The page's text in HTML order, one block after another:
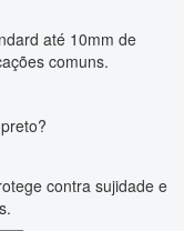
até 10mm de
comuns.
contra sujidade e